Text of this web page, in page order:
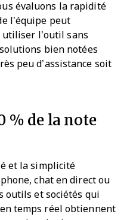
évaluons la rapidité
l’équipe peut
utiliser l’outil sans
bien notées
peu d’assistance soit
% de la note
et la simplicité
chat en direct ou
outils et sociétés qui
temps réel obtiennent